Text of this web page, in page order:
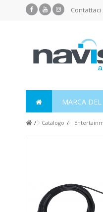
Contattaci
MARCA
Catalogo